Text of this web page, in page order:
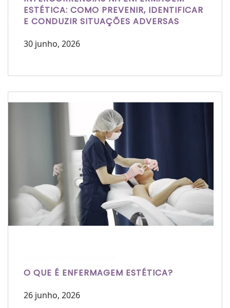
ESTÉTICA: COMO PREVENIR, IDENTIFICAR
E CONDUZIR SITUAÇÕES ADVERSAS
30 junho, 2026
O QUE É ENFERMAGEM ESTÉTICA?
26 junho, 2026